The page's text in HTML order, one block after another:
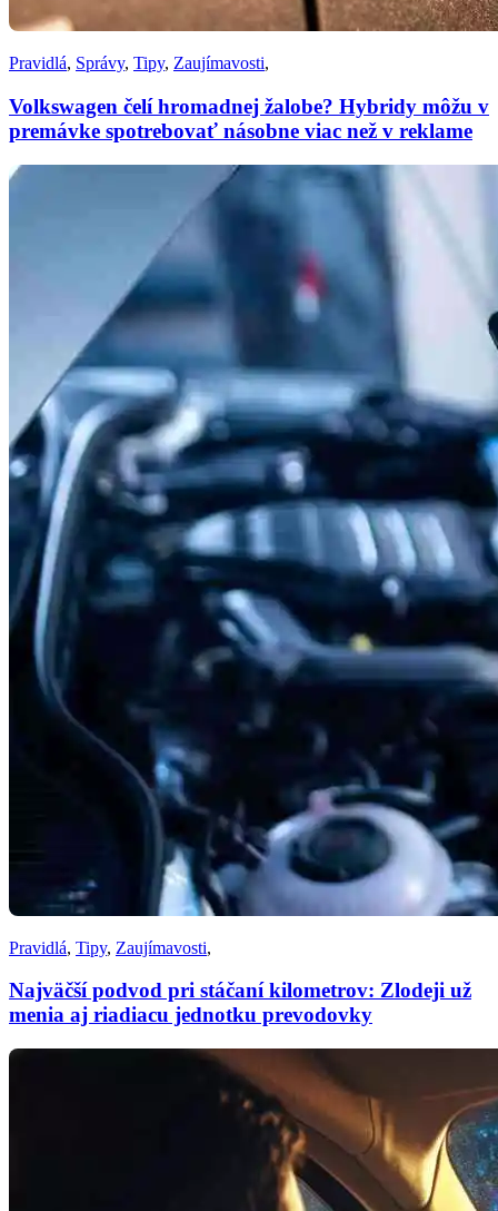
Pravidlá, Správy, Tipy, Zaujímavosti,
Volkswagen čelí hromadnej žalobe? Hybridy môžu v
premávke spotrebovať násobne viac než v reklame
Pravidlá, Tipy, Zaujímavosti,
Najväčší podvod pri stáčaní kilometrov: Zlodeji už
menia aj riadiacu jednotku prevodovky